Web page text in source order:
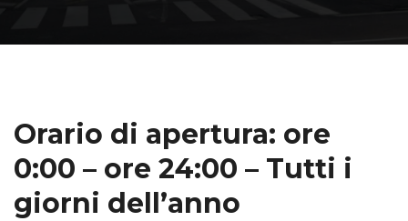
Orario di apertura: ore
0:00 – ore 24:00 – Tutti i
giorni dell’anno